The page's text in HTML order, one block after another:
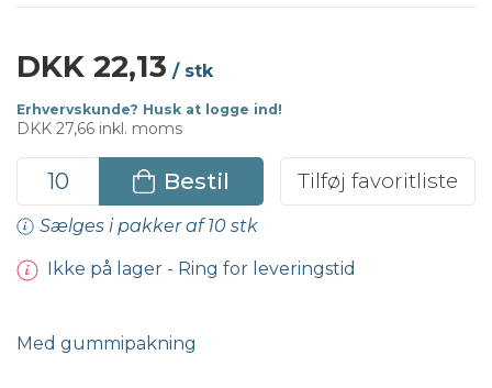
DKK 22,13 / stk
Erhvervskunde? Husk at logge ind!
DKK 27,66 inkl. moms
Bestil
Sælges i pakker af 10 stk
Tilføj favoritliste
Ikke på lager - Ring for leveringstid
Med gummipakning